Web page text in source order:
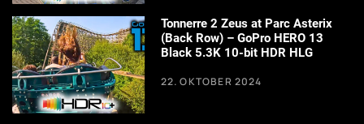
Tonnerre 2 Zeus at Parc Asterix
(Back Row) – GoPro HERO 13
Black 5.3K 10-bit HDR HLG
22. OKTOBER 2024